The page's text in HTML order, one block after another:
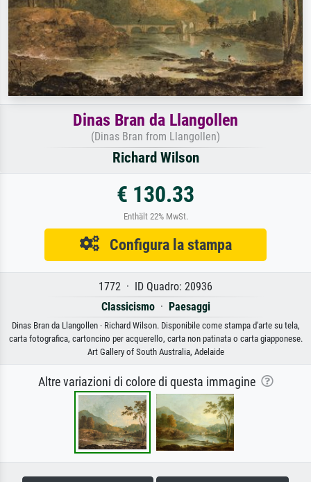
Dinas Bran da Llangollen
(Dinas Bran from Llangollen)
Richard Wilson
€ 130.33
Enthält 22% MwSt.
Configura la stampa
1772 · ID Quadro: 20936
Classicismo· Paesaggi
Dinas Bran da Llangollen · Richard Wilson. Disponibile come stampa d'arte su tela,
carta fotografica, cartoncino per acquerello, carta non patinata o carta giapponese.
Art Gallery of South Australia, Adelaide
Altre variazioni di colore di questa immagine